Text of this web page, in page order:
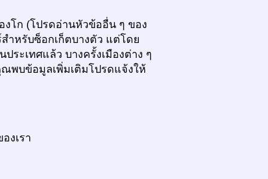
โก (โปรดอ่านหัวข้ออื่น ๆ ของ
ำหรับซ็อกเก็ตบางตัว แต่โดย
ระเทศแล้ว บางครั้งเมืองต่าง ๆ
พบข้อมูลเพิ่มเติมโปรดแจ้งให้
งเรา